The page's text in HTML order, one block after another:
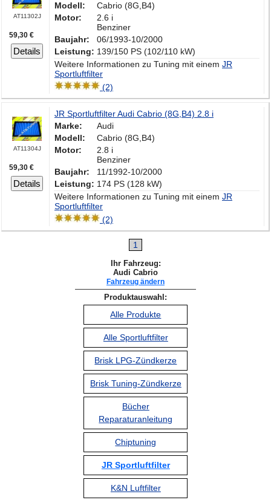
AT11302J
59,30 €
Details
Modell:
Cabrio (8G,B4)
Motor:
2.6 i
Benziner
Baujahr:
06/1993-10/2000
Leistung: 139/150 PS (102/110 kW)
Weitere Informationen zu Tuning mit einem JR
Sportluftfilter
(2)
AT11304J
59,30 €
Details
JR Sportluftfilter Audi Cabrio (8G,B4) 2.8 i
Marke:
Audi
Modell:
Cabrio (8G,B4)
Motor:
2.8 i
Benziner
Baujahr:
11/1992-10/2000
Leistung: 174 PS (128 kW)
Weitere Informationen zu Tuning mit einem JR
Sportluftfilter
(2)
1
Ihr Fahrzeug:
Audi Cabrio
Fahrzeug ändern
Produktauswahl:
Alle Produkte
Alle Sportluftfilter
Brisk LPG-Zündkerze
Brisk Tuning-Zündkerze
Bücher
Reparaturanleitung
Chiptuning
JR Sportluftfilter
K&N Luftfilter